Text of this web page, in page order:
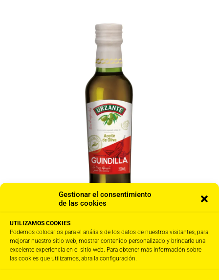
Gestionar el consentimiento
de las cookies
UTILIZAMOS COOKIES
Podemos colocarlos para el análisis de los datos de nuestros visitantes, para
mejorar nuestro sitio web, mostrar contenido personalizado y brindarle una
excelente experiencia en el sitio web. Para obtener más información sobre
las cookies que utilizamos, abra la configuración.
Aromático de guindilla · 6 x 250ML
33,00€IVA Incl.